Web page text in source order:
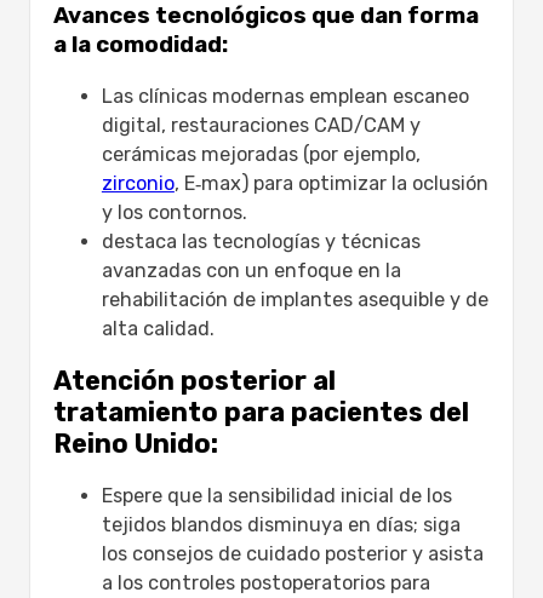
Avances tecnológicos que dan forma
a la comodidad:
Las clínicas modernas emplean escaneo
digital, restauraciones CAD/CAM y
cerámicas mejoradas (por ejemplo,
zirconio, E‑max) para optimizar la oclusión
y los contornos.
destaca las tecnologías y técnicas
avanzadas con un enfoque en la
rehabilitación de implantes asequible y de
alta calidad.
Atención posterior al
tratamiento para pacientes del
Reino Unido:
Espere que la sensibilidad inicial de los
tejidos blandos disminuya en días; siga
los consejos de cuidado posterior y asista
a los controles postoperatorios para